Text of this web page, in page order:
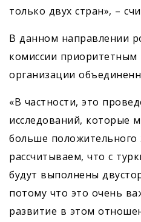
только двух стран», –
В данном направлении
комиссии приоритетным
организации
«В частности, это
исследований, которые
больше
рассчитываем, что с
будут выполнены
потому что это очень
развитие в этом